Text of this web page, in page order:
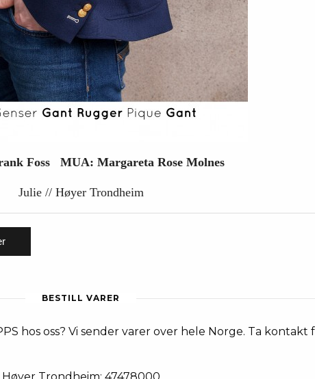
Foss MUA: Margareta Rose Molnes
Julie // Høyer Trondheim
BESTILL VARER
hos oss? Vi sender varer over hele Norge. Ta kontakt